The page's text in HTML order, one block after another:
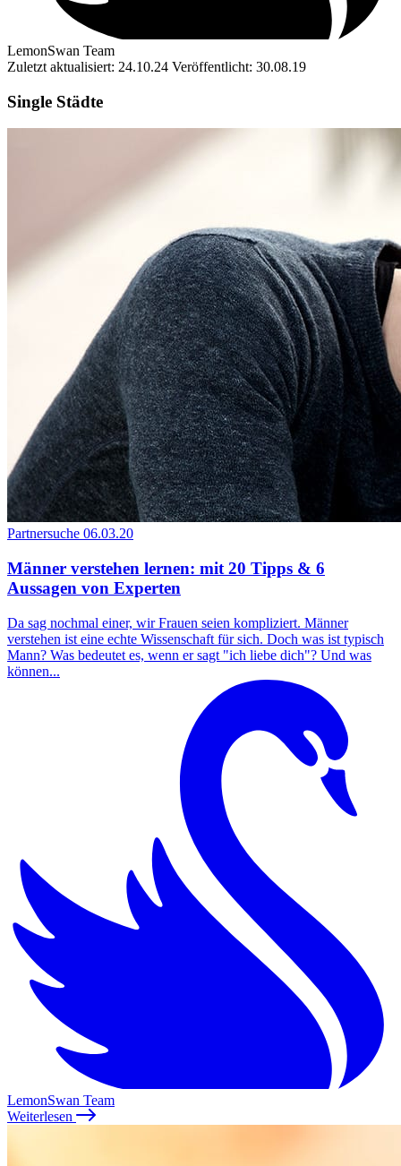
LemonSwan Team
Zuletzt aktualisiert: 24.10.24 Veröffentlicht: 30.08.19
Single Städte
Partnersuche 06.03.20
Männer verstehen lernen: mit 20 Tipps & 6
Aussagen von Experten
Da sag nochmal einer, wir Frauen seien kompliziert. Männer
verstehen ist eine echte Wissenschaft für sich. Doch was ist typisch
Mann? Was bedeutet es, wenn er sagt "ich liebe dich"? Und was
können...
LemonSwan Team
Weiterlesen